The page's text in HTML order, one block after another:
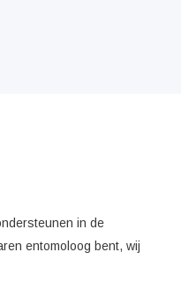
in de
entomoloog bent, wij